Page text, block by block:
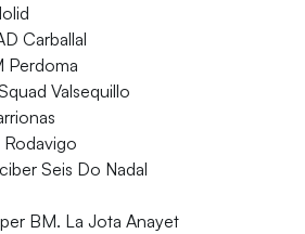
Carballal
Perdoma
Valsequillo
Seis Do Nadal
BM. La Jota Anayet